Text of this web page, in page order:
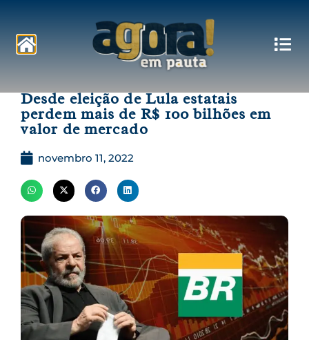
Desde eleição de Lula estatais
perdem mais de R$ 100 bilhões em
valor de mercado
novembro 11, 2022